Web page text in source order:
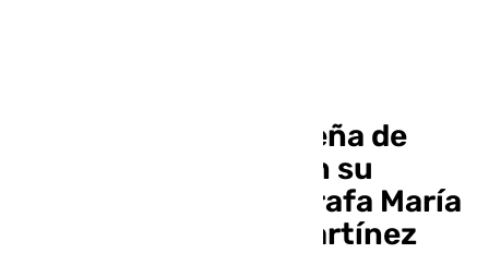
La Academia Malagueña de
Ciencias incorpora en su
nómina a la oceanógrafa María
del Carmen García Martínez